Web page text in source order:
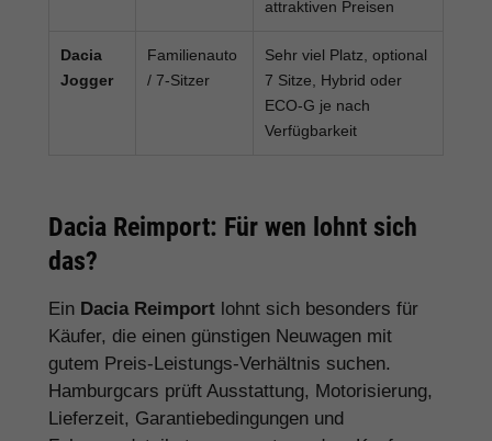
attraktiven Preisen
Dacia
Jogger
Familienauto
/ 7-Sitzer
Sehr viel Platz, optional
7 Sitze, Hybrid oder
ECO-G je nach
Verfügbarkeit
Dacia Reimport: Für wen lohnt sich
das?
Ein Dacia Reimport lohnt sich besonders für
Käufer, die einen günstigen Neuwagen mit
gutem Preis-Leistungs-Verhältnis suchen.
Hamburgcars prüft Ausstattung, Motorisierung,
Lieferzeit, Garantiebedingungen und